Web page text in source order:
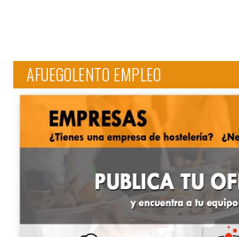
AFUEGOLENTO EMPLEO